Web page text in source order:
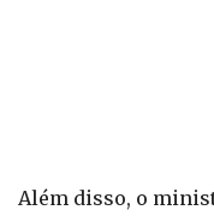
Além disso, o